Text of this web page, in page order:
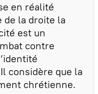
en réalité
de la droite la
est un
contre
considère que la
chrétienne.